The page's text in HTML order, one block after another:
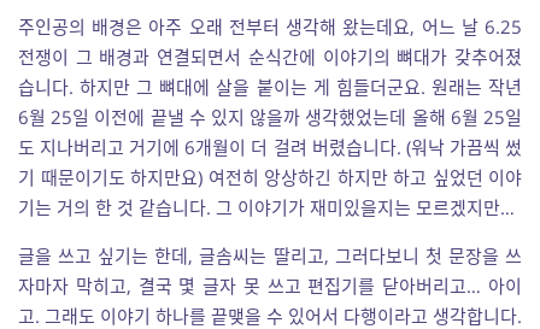
주인공의 배경은 아주 오래 전부터 생각해 왔는데요, 어느 날 6.25
전쟁이 그 배경과 연결되면서 순식간에 이야기의 뼈대가 갖추어졌
습니다. 하지만 그 뼈대에 살을 붙이는 게 힘들더군요. 원래는 작년
6월 25일 이전에 끝낼 수 있지 않을까 생각했었는데 올해 6월 25일
도 지나버리고 거기에 6개월이 더 걸려 버렸습니다. (워낙 가끔씩 썼
기 때문이기도 하지만요) 여전히 앙상하긴 하지만 하고 싶었던 이야
기는 거의 한 것 같습니다. 그 이야기가 재미있을지는 모르겠지만…
글을 쓰고 싶기는 한데, 글솜씨는 딸리고, 그러다보니 첫 문장을 쓰
자마자 막히고, 결국 몇 글자 못 쓰고 편집기를 닫아버리고… 아이
고. 그래도 이야기 하나를 끝맺을 수 있어서 다행이라고 생각합니다.